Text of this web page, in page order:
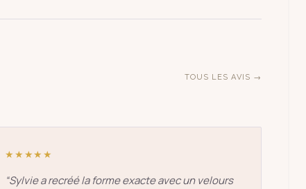
TOUS LES AVIS →
★★★★★
“Sylvie a recréé la forme exacte avec un velours